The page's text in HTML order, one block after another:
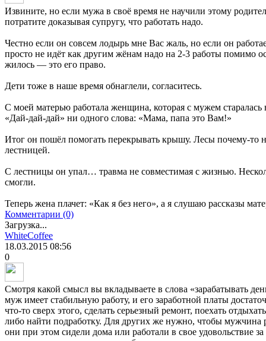
Извините, но если мужа в своё время не научили этому
потратите доказывая супругу, что работать надо.
Честно если он совсем лодырь мне Вас жаль, но если он
просто не идёт как другим жёнам надо на 2-3 работы помимо
жилось — это его право.
Дети тоже в наше время обнаглели, согласитесь.
С моей матерью работала женщина, которая с мужем старалась
«Дай-дай-дай» ни одного слова: «Мама, папа это Вам!»
Итог он пошёл помогать перекрывать крышу. Лесы почему-то
лестницей.
С лестницы он упал… травма не совместимая с жизнью.
смогли.
Теперь жена плачет: «Как я без него», а я слушаю рассказы
Комментарии (0)
Загрузка...
WhiteCoffee
18.03.2015 08:56
0
Смотря какой смысл вы вкладываете в слова «зарабатывать
муж имеет стабильную работу, и его заработной платы
что-то сверх этого, сделать серьезный ремонт, поехать
либо найти подработку. Для других же нужно, чтобы мужчина
они при этом сидели дома или работали в свое удовольствие